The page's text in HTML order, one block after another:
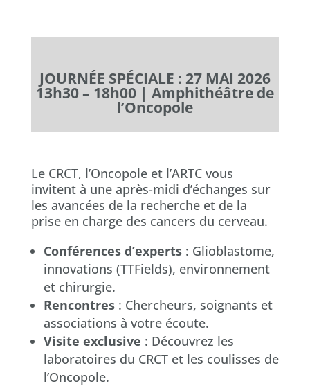
JOURNÉE SPÉCIALE : 27 MAI 2026
13h30 – 18h00 | Amphithéâtre de
l’Oncopole
Le CRCT, l’Oncopole et l’ARTC vous
invitent à une après-midi d’échanges sur
les avancées de la recherche et de la
prise en charge des cancers du cerveau.
Conférences d’experts: Glioblastome,
innovations (TTFields), environnement
et chirurgie.
Rencontres: Chercheurs, soignants et
associations à votre écoute.
Visite exclusive : Découvrez les
laboratoires du CRCT et les coulisses de
l’Oncopole.